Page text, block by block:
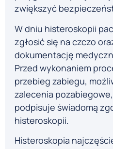
zwiększyć
W dniu histeroskopii
zgłosić się na czczo
dokumentację
Przed wykonaniem
przebieg zabiegu,
zalecenia
podpisuje świadomą
histeroskopii.
Histeroskopia